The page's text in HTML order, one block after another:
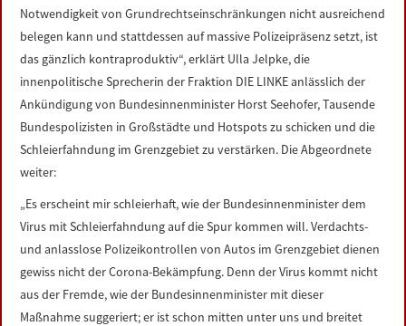
DATENSCHUTZERKLÄRUNG
IMPRESSUM
Notwendigkeit von Grundrechtseinschränkungen nicht ausreichend
belegen kann und stattdessen auf massive Polizeipräsenz setzt, ist
das gänzlich kontraproduktiv“, erklärt Ulla Jelpke, die
innenpolitische Sprecherin der Fraktion DIE LINKE anlässlich der
Ankündigung von Bundesinnenminister Horst Seehofer, Tausende
Bundespolizisten in Großstädte und Hotspots zu schicken und die
Schleierfahndung im Grenzgebiet zu verstärken. Die Abgeordnete
weiter:
„Es erscheint mir schleierhaft, wie der Bundesinnenminister dem
Virus mit Schleierfahndung auf die Spur kommen will. Verdachts-
und anlasslose Polizeikontrollen von Autos im Grenzgebiet dienen
gewiss nicht der Corona-Bekämpfung. Denn der Virus kommt nicht
aus der Fremde, wie der Bundesinnenminister mit dieser
Maßnahme suggeriert; er ist schon mitten unter uns und breitet